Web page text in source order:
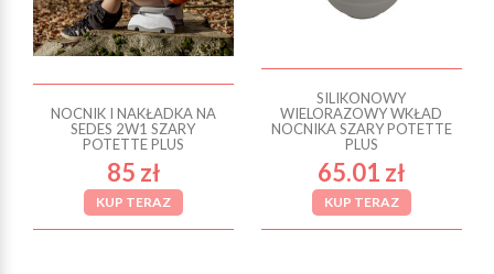
NOCNIK I NAKŁADKA NA
SEDES 2W1 SZARY
POTETTE PLUS
85 zł
KUP TERAZ
SILIKONOWY
WIELORAZOWY WKŁAD
NOCNIKA SZARY POTETTE
PLUS
65.01 zł
KUP TERAZ